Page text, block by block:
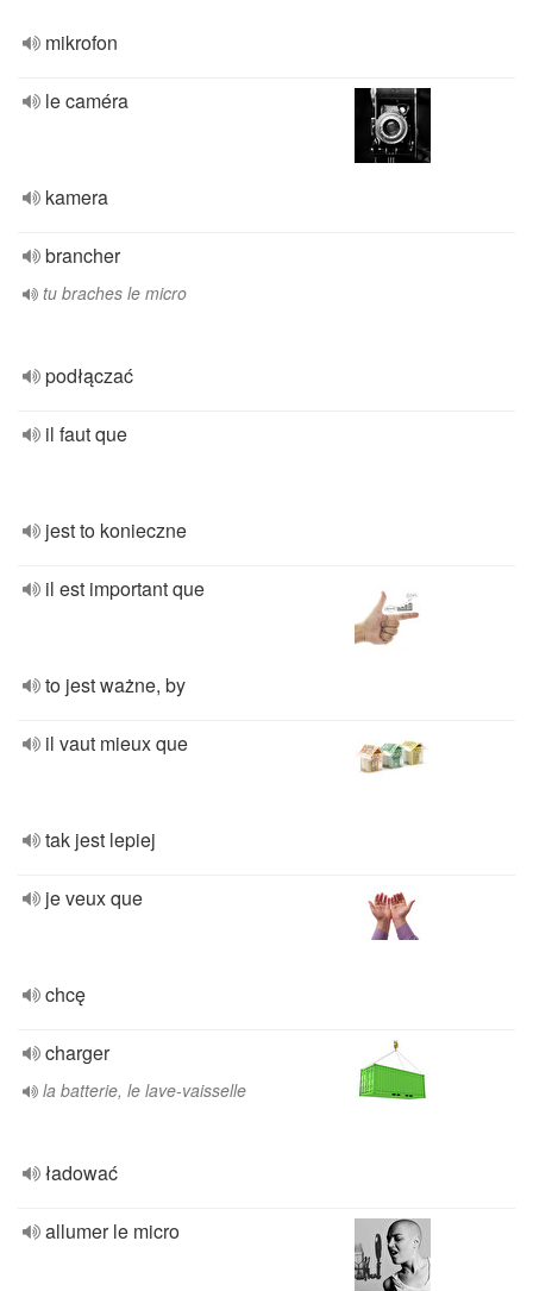
mikrofon
le caméra
kamera
brancher
tu braches le micro
podłączać
il faut que
jest to konieczne
il est important que
to jest ważne, by
il vaut mieux que
tak jest lepiej
je veux que
chcę
charger
la batterie, le lave-vaisselle
ładować
allumer le micro